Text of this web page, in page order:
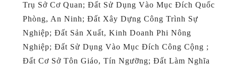
Trụ Sở Cơ Quan; Đất Sử Dụng Vào Mục Đích Quốc
Phòng, An Ninh; Đất Xây Dựng Công Trình Sự
Nghiệp; Đất Sản Xuất, Kinh Doanh Phi Nông
Nghiệp; Đất Sử Dụng Vào Mục Đích Công Cộng ;
Đất Cơ Sở Tôn Giáo, Tín Ngưỡng; Đất Làm Nghĩa